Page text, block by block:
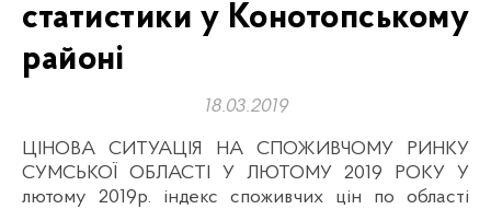
статистики у Конотопському
районі
18.03.2019
ЦІНОВА СИТУАЦІЯ НА СПОЖИВЧОМУ РИНКУ
СУМСЬКОЇ ОБЛАСТІ У ЛЮТОМУ 2019 РОКУ У
лютому 2019р. індекс споживчих цін по області